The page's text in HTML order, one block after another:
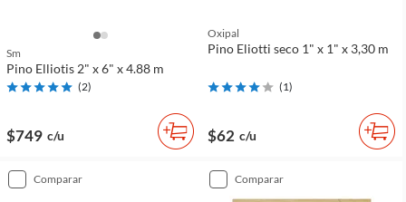
Sm
Pino Elliotis 2" x 6" x 4.88 m
(2)
$749 c/u
Oxipal
Pino Eliotti seco 1" x 1" x 3,30 m
(1)
$62 c/u
comparar comparar